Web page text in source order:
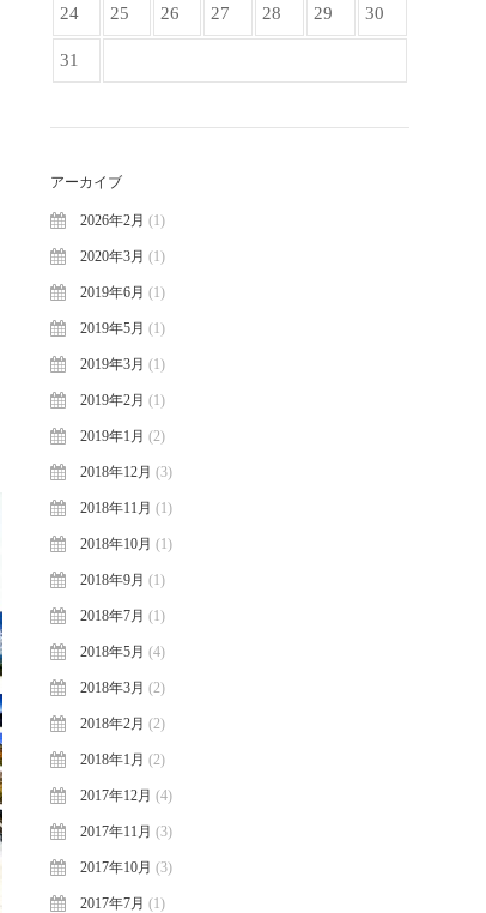
24 25 26 27 28 29 30
31
アーカイブ
2026年2月 (1)
2020年3月 (1)
2019年6月 (1)
2019年5月 (1)
2019年3月 (1)
2019年2月 (1)
2019年1月 (2)
2018年12月 (3)
2018年11月 (1)
2018年10月 (1)
2018年9月 (1)
2018年7月 (1)
2018年5月 (4)
2018年3月 (2)
2018年2月 (2)
2018年1月 (2)
2017年12月 (4)
2017年11月 (3)
2017年10月 (3)
2017年7月 (1)